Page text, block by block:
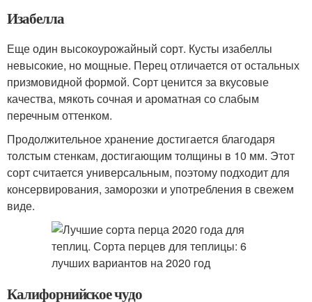
Изабелла
Еще один высокоурожайный сорт. Кусты изабеллы
невысокие, но мощные. Перец отличается от остальных
призмовидной формой. Сорт ценится за вкусовые
качества, мякоть сочная и ароматная со слабым
перечным оттенком.
Продолжительное хранение достигается благодаря
толстым стенкам, достигающим толщины в 10 мм. Этот
сорт считается универсальным, поэтому подходит для
консервирования, заморозки и употребления в свежем
виде.
Калифорнийское чудо